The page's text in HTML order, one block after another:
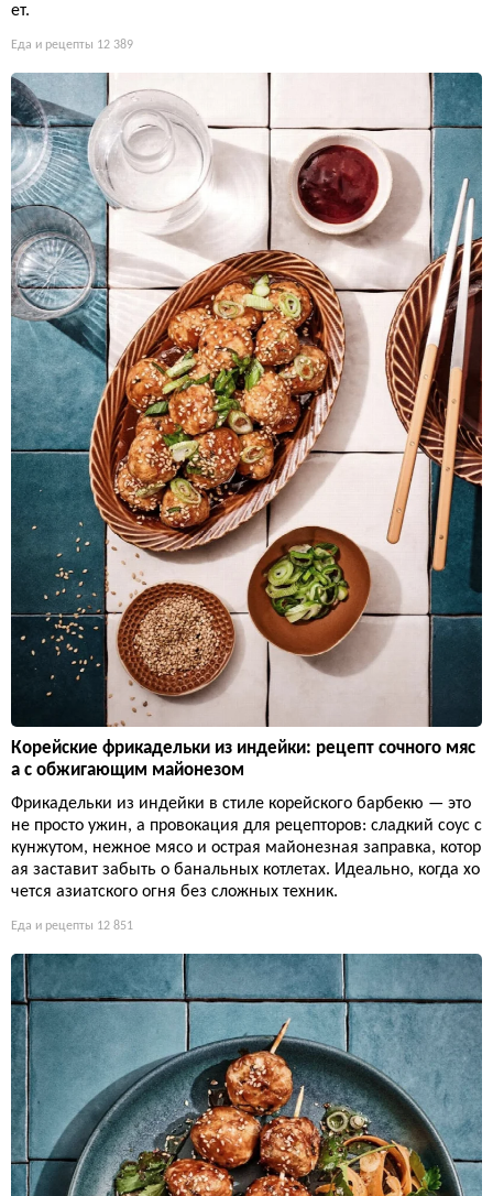
ет.
Еда и рецепты 12 389
Корейские фрикадельки из индейки: рецепт сочного мяс
а с обжигающим майонезом
Фрикадельки из индейки в стиле корейского барбекю — это
не просто ужин, а провокация для рецепторов: сладкий соус с
кунжутом, нежное мясо и острая майонезная заправка, котор
ая заставит забыть о банальных котлетах. Идеально, когда хо
чется азиатского огня без сложных техник.
Еда и рецепты 12 851